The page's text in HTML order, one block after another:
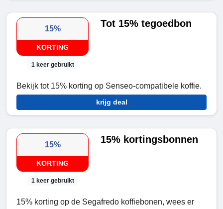
15%
KORTING
1 keer gebruikt
Tot 15% tegoedbon
Bekijk tot 15% korting op Senseo-compatibele koffie.
krijg deal
15%
KORTING
1 keer gebruikt
15% kortingsbonnen
15% korting op de Segafredo koffiebonen, wees er